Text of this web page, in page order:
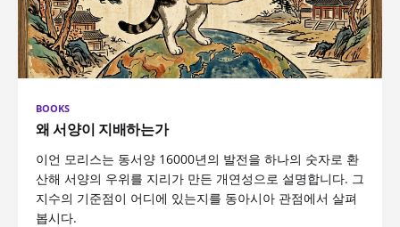
BOOKS
왜 서양이 지배하는가
이언 모리스는 동서양 16000년의 발전을 하나의 숫자로 환
산해 서양의 우위를 지리가 만든 개연성으로 설명합니다. 그
지수의 기준점이 어디에 있는지를 동아시아 관점에서 살펴
봅시다.